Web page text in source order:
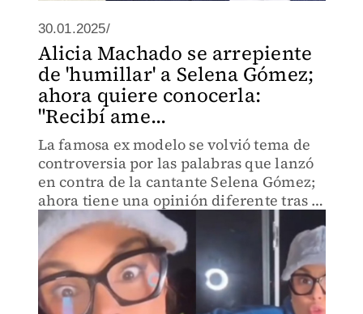
30.01.2025/
Alicia Machado se arrepiente
de 'humillar' a Selena Gómez;
ahora quiere conocerla:
"Recibí ame...
La famosa ex modelo se volvió tema de
controversia por las palabras que lanzó
en contra de la cantante Selena Gómez;
ahora tiene una opinión diferente tras el
'hate' recibido en redes.